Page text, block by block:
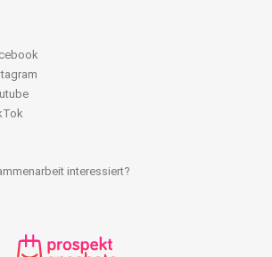
interessiert?